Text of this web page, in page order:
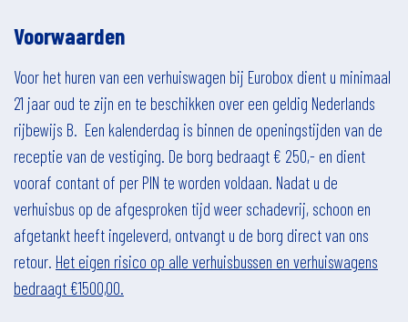
Voorwaarden
Voor het huren van een verhuiswagen bij Eurobox dient u minimaal
21 jaar oud te zijn en te beschikken over een geldig Nederlands
rijbewijs B. Een kalenderdag is binnen de openingstijden van de
receptie van de vestiging. De borg bedraagt € 250,- en dient
vooraf contant of per PIN te worden voldaan. Nadat u de
verhuisbus op de afgesproken tijd weer schadevrij, schoon en
afgetankt heeft ingeleverd, ontvangt u de borg direct van ons
retour. Het eigen risico op alle verhuisbussen en verhuiswagens
bedraagt €1500,00.